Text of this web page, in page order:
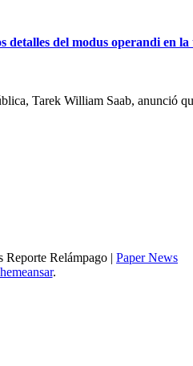
detalles del modus operandi en
Tarek William Saab, anunció
Reporte Relámpago | Paper News
.